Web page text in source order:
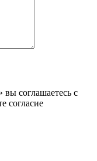
соглашаетесь с
согласие